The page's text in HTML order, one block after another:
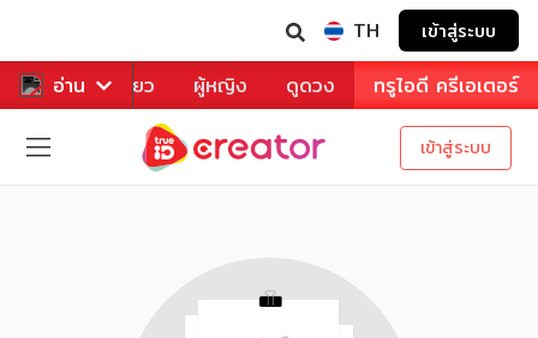
TH เข้าสู่ระบบ
อ่าน
หาร ท่องเที่ยว ผู้หญิง ดูดวง ทรูไอดี ครีเอเตอร์
เข้าสู่ระบบ